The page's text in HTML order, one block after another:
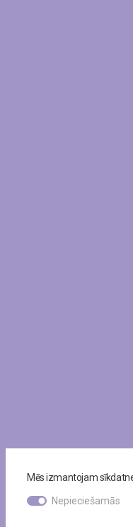
Mēs izmantojam
Nepieciešamās